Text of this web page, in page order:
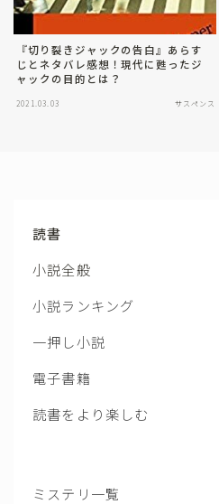
『切り裂きジャックの告白』あらす
じとネタバレ感想！現代に甦ったジ
ャックの目的とは？
2021.03.03 サスペンス
読書
小説全般
小説ランキング
一押し小説
電子書籍
読書をより楽しむ
ミステリ一覧